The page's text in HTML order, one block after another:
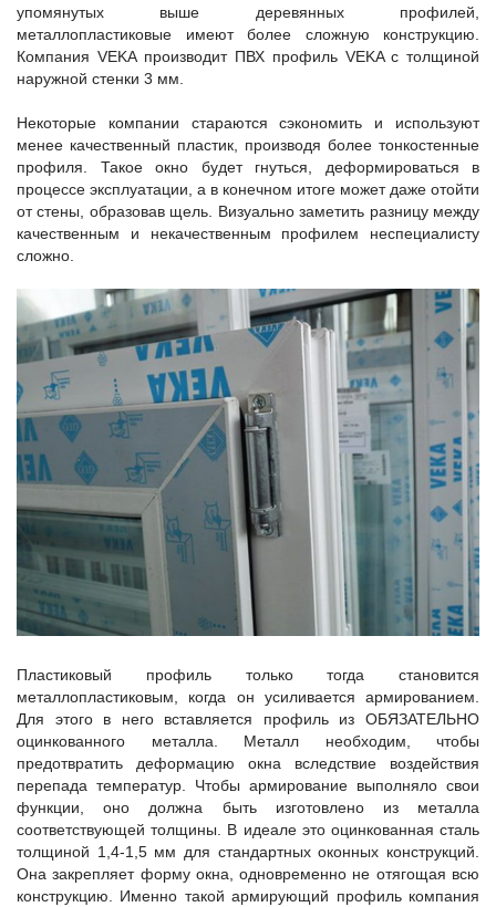
упомянутых выше деревянных профилей,
металлопластиковые имеют более сложную конструкцию.
Компания VEKA производит ПВХ профиль VEKA с толщиной
наружной стенки 3 мм.
Некоторые компании стараются сэкономить и используют
менее качественный пластик, производя более тонкостенные
профиля. Такое окно будет гнуться, деформироваться в
процессе эксплуатации, а в конечном итоге может даже отойти
от стены, образовав щель. Визуально заметить разницу между
качественным и некачественным профилем неспециалисту
сложно.
Пластиковый профиль только тогда становится
металлопластиковым, когда он усиливается армированием.
Для этого в него вставляется профиль из ОБЯЗАТЕЛЬНО
оцинкованного металла. Металл необходим, чтобы
предотвратить деформацию окна вследствие воздействия
перепада температур. Чтобы армирование выполняло свои
функции, оно должна быть изготовлено из металла
соответствующей толщины. В идеале это оцинкованная сталь
толщиной 1,4-1,5 мм для стандартных оконных конструкций.
Она закрепляет форму окна, одновременно не отягощая всю
конструкцию. Именно такой армирующий профиль компания